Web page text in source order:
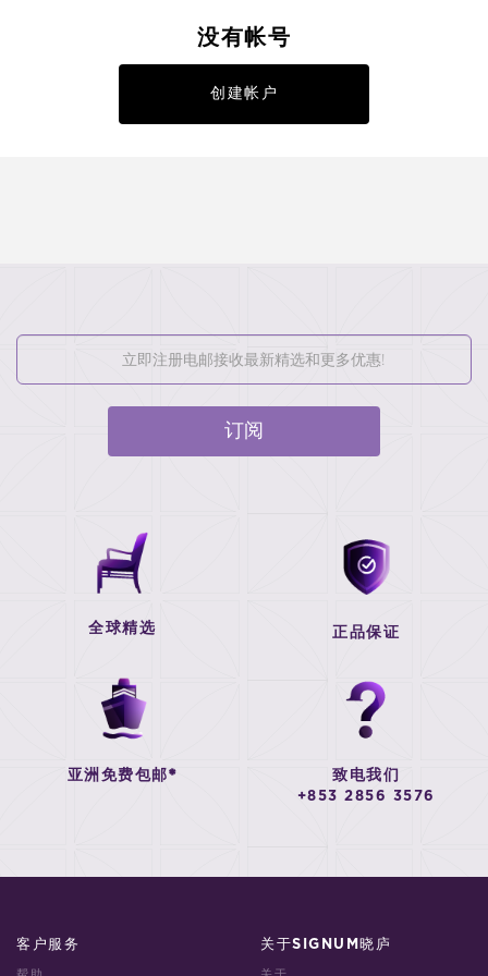
没有帐号
创建帐户
订阅
全球精选 正品保证
亚洲免费包邮* 致电我们
+853 2856 3576
客户服务 关于SIGNUM晓庐